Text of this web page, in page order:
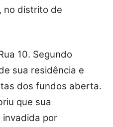
no distrito de
10. Segundo
sua residência e
dos fundos aberta.
que sua
invadida por